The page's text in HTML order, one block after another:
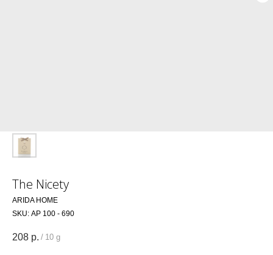
The Nicety
ARIDA HOME
SKU: АР 100 - 690
208 р. / 10 g